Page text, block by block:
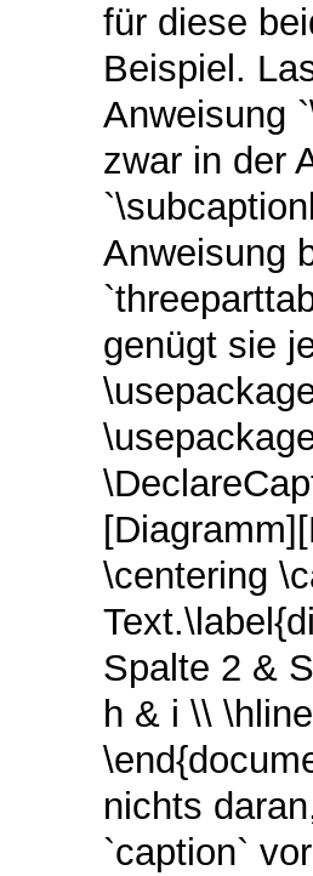
für diese
Beispiel.
Anweisung
zwar in der
Anweisung
genügt sie
\centering
Spalte 2 &
h & i \\
nichts
`caption`